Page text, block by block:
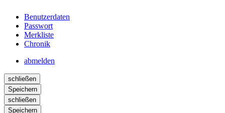
Benutzerdaten
Passwort
Merkliste
Chronik
abmelden
schließen
Speichern
schließen
Speichern